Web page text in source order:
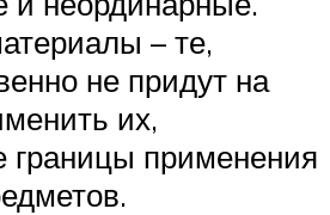
– те,
не придут на
их,
применения